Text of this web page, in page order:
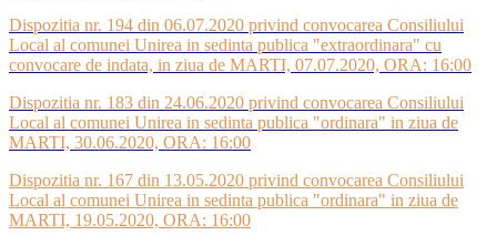
Dispozitia nr. 194 din 06.07.2020 privind convocarea Consiliului
Local al comunei Unirea in sedinta publica "extraordinara" cu
convocare de indata, in ziua de MARTI, 07.07.2020, ORA: 16:00
Dispozitia nr. 183 din 24.06.2020 privind convocarea Consiliului
Local al comunei Unirea in sedinta publica "ordinara" in ziua de
MARTI, 30.06.2020, ORA: 16:00
Dispozitia nr. 167 din 13.05.2020 privind convocarea Consiliului
Local al comunei Unirea in sedinta publica "ordinara" in ziua de
MARTI, 19.05.2020, ORA: 16:00